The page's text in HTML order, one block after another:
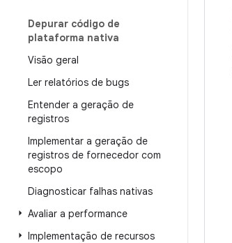
Depurar código de
plataforma nativa
Visão geral
Ler relatórios de bugs
Entender a geração de
registros
Implementar a geração de
registros de fornecedor com
escopo
Diagnosticar falhas nativas
Avaliar a performance
Implementação de recursos